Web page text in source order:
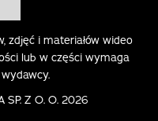
zdjęć i materiałów wideo
lub w części wymaga
SP. Z O. O. 2026